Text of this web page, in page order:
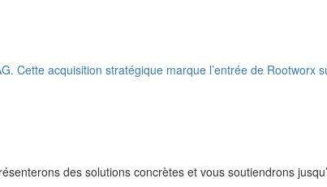
Cette acquisition stratégique marque l’entrée de Rootworx
des solutions concrètes et vous soutiendrons